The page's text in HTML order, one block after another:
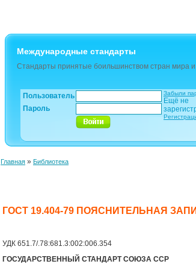
Международные стандарты
Стандарты принятые боильшинством стран мира
Пользователь
Пароль
Забыли
Ещё не
Главная » Библиотека
ГОСТ 19.404-79 ПОЯСНИТЕЛЬНАЯ
УДК 651.7/.78:681.3:002:006.354
ГОСУДАРСТВЕННЫЙ СТАНДАРТ СОЮЗА ССР